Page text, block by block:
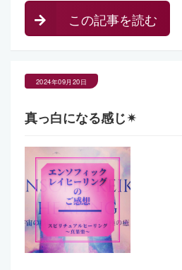
この記事を読む
2024年09月20日
真っ白になる感じ✴︎